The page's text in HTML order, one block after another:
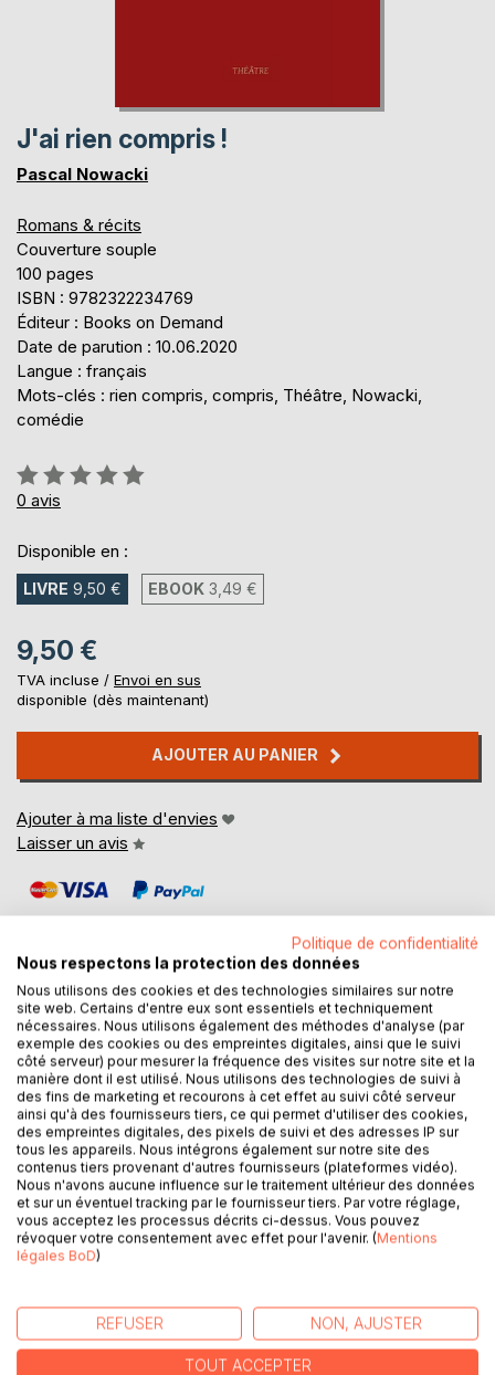
J'ai rien compris !
Pascal Nowacki
Romans & récits
Couverture souple
100 pages
ISBN : 9782322234769
Éditeur : Books on Demand
Date de parution : 10.06.2020
Langue : français
Mots-clés : rien compris, compris, Théâtre, Nowacki,
comédie
Évaluation:
0%
0 avis
Disponible en :
LIVRE 9,50 € EBOOK 3,49 €
9,50 €
TVA incluse / Envoi en sus
disponible (dès maintenant)
AJOUTER AU PANIER
Ajouter à ma liste d'envies
Laisser un avis
DESCRIPTION
Prenez trois fugitives, ajoutez quelques religieuses
névrosées, une Américaine enceinte et sans papiers, un
inspecteur de police proche de la retraite et son jeune
collègue aussi fougueux qu'incompétent.
Saupoudrez d'un zeste d'agriculteur converti aux cultures
"parallèles".
Mélangez le tout et finissez par un homme à tout faire pas
très malin.
Voilà la recette d'un cocktail explosif de bonne humeur et
AUTEUR(S)
Politique de confidentialité
Nous respectons la protection des données
Nous utilisons des cookies et des technologies similaires sur notre
site web. Certains d'entre eux sont essentiels et techniquement
nécessaires. Nous utilisons également des méthodes d'analyse (par
exemple des cookies ou des empreintes digitales, ainsi que le suivi
côté serveur) pour mesurer la fréquence des visites sur notre site et la
manière dont il est utilisé. Nous utilisons des technologies de suivi à
des fins de marketing et recourons à cet effet au suivi côté serveur
ainsi qu'à des fournisseurs tiers, ce qui permet d'utiliser des cookies,
des empreintes digitales, des pixels de suivi et des adresses IP sur
tous les appareils. Nous intégrons également sur notre site des
contenus tiers provenant d'autres fournisseurs (plateformes vidéo).
Nous n'avons aucune influence sur le traitement ultérieur des données
et sur un éventuel tracking par le fournisseur tiers. Par votre réglage,
vous acceptez les processus décrits ci-dessus. Vous pouvez
révoquer votre consentement avec effet pour l'avenir. (Mentions
légales BoD)
REFUSER NON, AJUSTER
TOUT ACCEPTER